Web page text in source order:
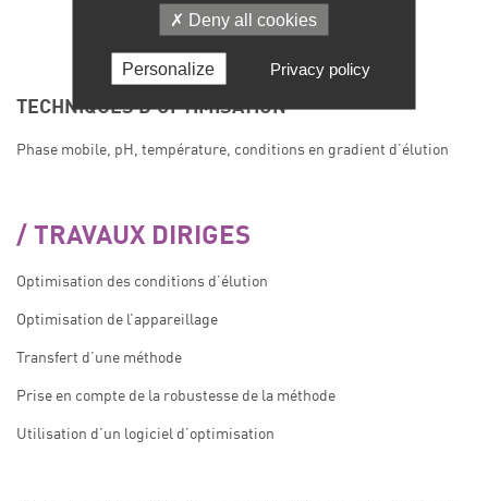
TECHNIQUES D’OPTIMISATION
Phase mobile, pH, température, conditions en gradient d’élution
TRAVAUX DIRIGES
Optimisation des conditions d’élution
Optimisation de l’appareillage
Transfert d’une méthode
Prise en compte de la robustesse de la méthode
Utilisation d’un logiciel d’optimisation
Deny all cookies
Personalize Privacy policy